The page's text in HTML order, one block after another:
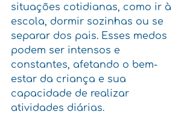
situações cotidianas, como ir à
escola, dormir sozinhas ou se
separar dos pais. Esses medos
podem ser intensos e
constantes, afetando o bem-
estar da criança e sua
capacidade de realizar
atividades diárias.